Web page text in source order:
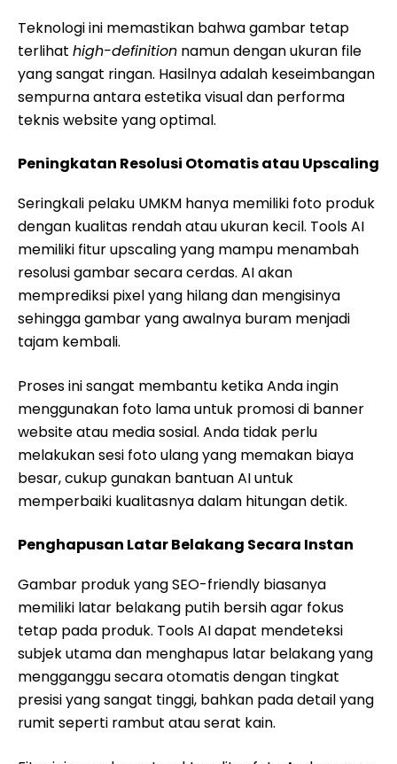
Teknologi ini memastikan bahwa gambar tetap
terlihat high-definition namun dengan ukuran file
yang sangat ringan. Hasilnya adalah keseimbangan
sempurna antara estetika visual dan performa
teknis website yang optimal.
Peningkatan Resolusi Otomatis atau Upscaling
Seringkali pelaku UMKM hanya memiliki foto produk
dengan kualitas rendah atau ukuran kecil. Tools AI
memiliki fitur upscaling yang mampu menambah
resolusi gambar secara cerdas. AI akan
memprediksi pixel yang hilang dan mengisinya
sehingga gambar yang awalnya buram menjadi
tajam kembali.
Proses ini sangat membantu ketika Anda ingin
menggunakan foto lama untuk promosi di banner
website atau media sosial. Anda tidak perlu
melakukan sesi foto ulang yang memakan biaya
besar, cukup gunakan bantuan AI untuk
memperbaiki kualitasnya dalam hitungan detik.
Penghapusan Latar Belakang Secara Instan
Gambar produk yang SEO-friendly biasanya
memiliki latar belakang putih bersih agar fokus
tetap pada produk. Tools AI dapat mendeteksi
subjek utama dan menghapus latar belakang yang
mengganggu secara otomatis dengan tingkat
presisi yang sangat tinggi, bahkan pada detail yang
rumit seperti rambut atau serat kain.